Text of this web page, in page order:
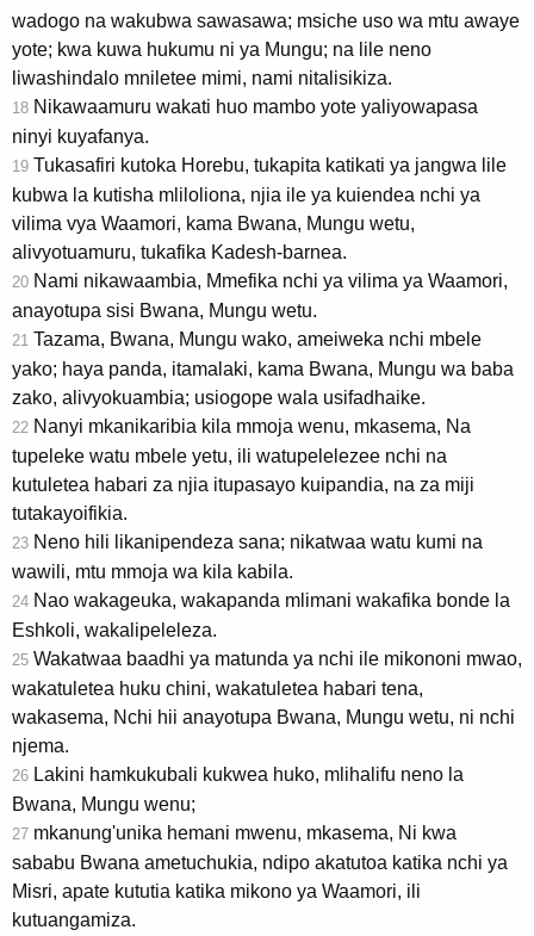
wadogo na wakubwa sawasawa; msiche uso wa mtu awaye
yote; kwa kuwa hukumu ni ya Mungu; na lile neno
liwashindalo mniletee mimi, nami nitalisikiza.
18 Nikawaamuru wakati huo mambo yote yaliyowapasa
ninyi kuyafanya.
19 Tukasafiri kutoka Horebu, tukapita katikati ya jangwa lile
kubwa la kutisha mliloliona, njia ile ya kuiendea nchi ya
vilima vya Waamori, kama Bwana, Mungu wetu,
alivyotuamuru, tukafika Kadesh-barnea.
20 Nami nikawaambia, Mmefika nchi ya vilima ya Waamori,
anayotupa sisi Bwana, Mungu wetu.
21 Tazama, Bwana, Mungu wako, ameiweka nchi mbele
yako; haya panda, itamalaki, kama Bwana, Mungu wa baba
zako, alivyokuambia; usiogope wala usifadhaike.
22 Nanyi mkanikaribia kila mmoja wenu, mkasema, Na
tupeleke watu mbele yetu, ili watupelelezee nchi na
kutuletea habari za njia itupasayo kuipandia, na za miji
tutakayoifikia.
23 Neno hili likanipendeza sana; nikatwaa watu kumi na
wawili, mtu mmoja wa kila kabila.
24 Nao wakageuka, wakapanda mlimani wakafika bonde la
Eshkoli, wakalipeleleza.
25 Wakatwaa baadhi ya matunda ya nchi ile mikononi mwao,
wakatuletea huku chini, wakatuletea habari tena,
wakasema, Nchi hii anayotupa Bwana, Mungu wetu, ni nchi
njema.
26 Lakini hamkukubali kukwea huko, mlihalifu neno la
Bwana, Mungu wenu;
27 mkanung'unika hemani mwenu, mkasema, Ni kwa
sababu Bwana ametuchukia, ndipo akatutoa katika nchi ya
Misri, apate kututia katika mikono ya Waamori, ili
kutuangamiza.